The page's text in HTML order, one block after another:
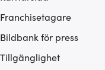
Franchisetagare
Bildbank för press
Tillgänglighet